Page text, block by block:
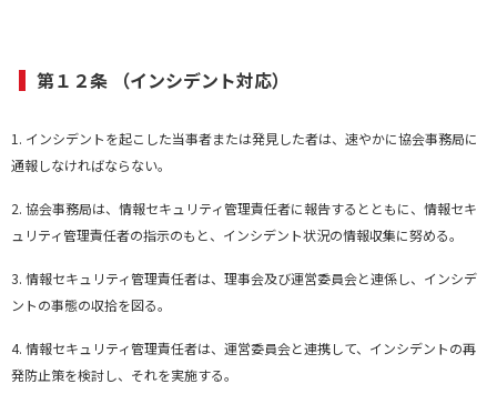
第１２条 （インシデント対応）
1. インシデントを起こした当事者または発見した者は、速やかに協会事務局に
通報しなければならない。
2. 協会事務局は、情報セキュリティ管理責任者に報告するとともに、情報セキ
ュリティ管理責任者の指示のもと、インシデント状況の情報収集に努める。
3. 情報セキュリティ管理責任者は、理事会及び運営委員会と連係し、インシデ
ントの事態の収拾を図る。
4. 情報セキュリティ管理責任者は、運営委員会と連携して、インシデントの再
発防止策を検討し、それを実施する。